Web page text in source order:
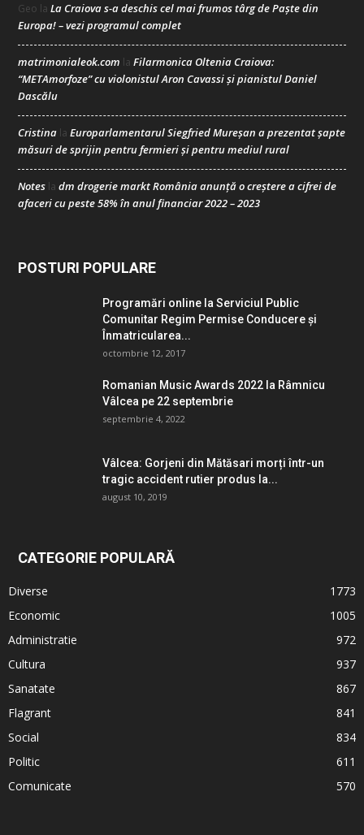
Geo la La Craiova s-a deschis cel mai frumos târg de Paște din
Europa! – vezi programul complet
matrimonialeok.com la Filarmonica Oltenia Craiova:
“METAmorfoze” cu violonistul Aron Cavassi și pianistul Daniel
Dascălu
Cristina la Europarlamentarul Siegfried Mureșan a prezentat șapte
măsuri de sprijin pentru fermieri și pentru mediul rural
Notes la dm drogerie markt România anunță o creștere a cifrei de
afaceri cu peste 58% în anul financiar 2022 – 2023
POSTURI POPULARE
Programări online la Serviciul Public
Comunitar Regim Permise Conducere şi
Înmatricularea...
octombrie 12, 2017
Romanian Music Awards 2022 la Râmnicu
Vâlcea pe 22 septembrie
septembrie 4, 2022
Vâlcea: Gorjeni din Mătăsari morți într-un
tragic accident rutier produs la...
august 10, 2019
CATEGORIE POPULARĂ
Diverse
1773
Economic
1005
Administratie
972
Cultura
937
Sanatate
867
Flagrant
841
Social
834
Politic
611
Comunicate
570